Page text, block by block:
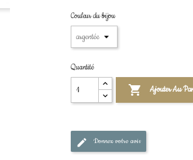
Couleur du bijou
Quantité
 Ajouter Au
Donnez votre avis